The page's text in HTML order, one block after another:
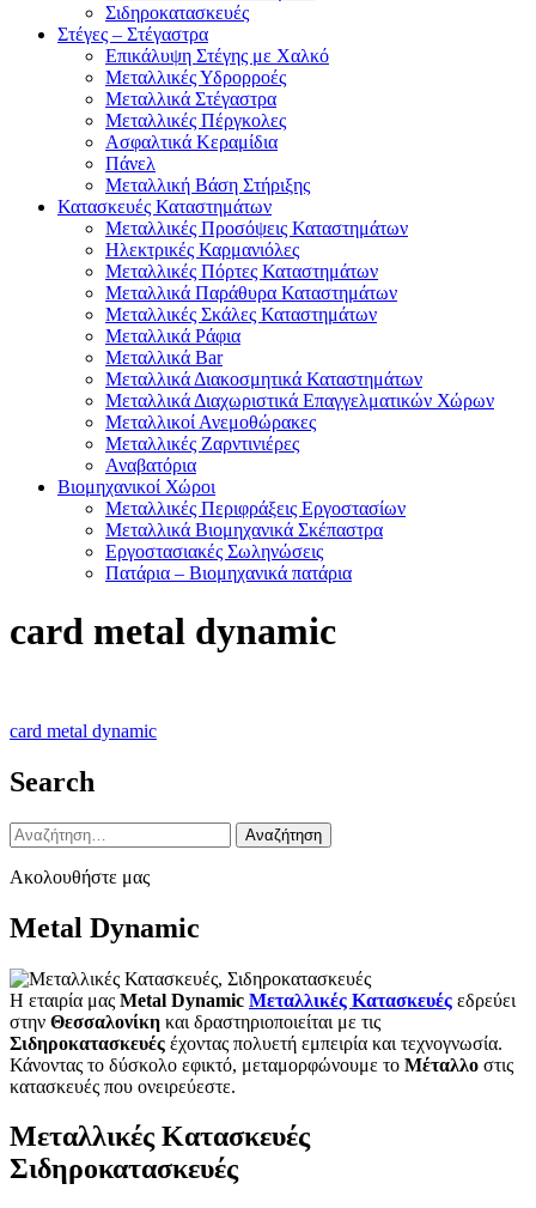
Σιδηροκατασκευές
Στέγες – Στέγαστρα
Επικάλυψη Στέγης με Χαλκό
Μεταλλικές Υδρορροές
Μεταλλικά Στέγαστρα
Μεταλλικές Πέργκολες
Ασφαλτικά Κεραμίδια
Πάνελ
Μεταλλική Βάση Στήριξης
Κατασκευές Καταστημάτων
Μεταλλικές Προσόψεις Καταστημάτων
Ηλεκτρικές Καρμανιόλες
Μεταλλικές Πόρτες Καταστημάτων
Μεταλλικά Παράθυρα Καταστημάτων
Μεταλλικές Σκάλες Καταστημάτων
Μεταλλικά Ράφια
Μεταλλικά Bar
Μεταλλικά Διακοσμητικά Καταστημάτων
Μεταλλικά Διαχωριστικά Επαγγελματικών Χώρων
Μεταλλικοί Ανεμοθώρακες
Μεταλλικές Ζαρντινιέρες
Αναβατόρια
Βιομηχανικοί Χώροι
Μεταλλικές Περιφράξεις Εργοστασίων
Μεταλλικά Βιομηχανικά Σκέπαστρα
Εργοστασιακές Σωληνώσεις
Πατάρια – Βιομηχανικά πατάρια
card metal dynamic
Πλοήγηση
άρθρων
card metal dynamic
Search
Αναζήτηση
για:
Ακολουθήστε μας
Metal Dynamic
Η εταιρία μας Metal Dynamic Μεταλλικές Κατασκευές εδρεύει
στην Θεσσαλονίκη και δραστηριοποιείται με τις
Σιδηροκατασκευές έχοντας πολυετή εμπειρία και τεχνογνωσία.
Κάνοντας το δύσκολο εφικτό, μεταμορφώνουμε το Μέταλλο στις
κατασκευές που ονειρεύεστε.
Μεταλλικές Κατασκευές
Σιδηροκατασκευές